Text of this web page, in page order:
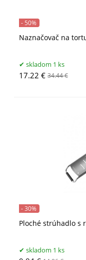
Naznačovač na
- 50%
skladom 1 ks
17.22 € 34.44 €
Ploché strúhadlo s
- 30%
skladom 1 ks